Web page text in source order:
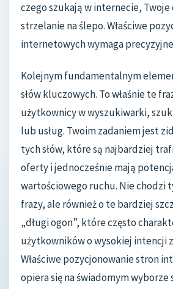
czego szukają w internecie, Twoje
strzelanie na ślepo. Właściwe
internetowych wymaga
Kolejnym fundamentalnym
słów kluczowych. To właśnie te
użytkownicy w wyszukiwarki,
lub usług. Twoim zadaniem jest
tych słów, które są najbardziej
oferty i jednocześnie mają
wartościowego ruchu. Nie chodzi
frazy, ale również o te bardziej
„długi ogon”, które często
użytkowników o wysokiej intencji
Właściwe pozycjonowanie stron
opiera się na świadomym wyborze